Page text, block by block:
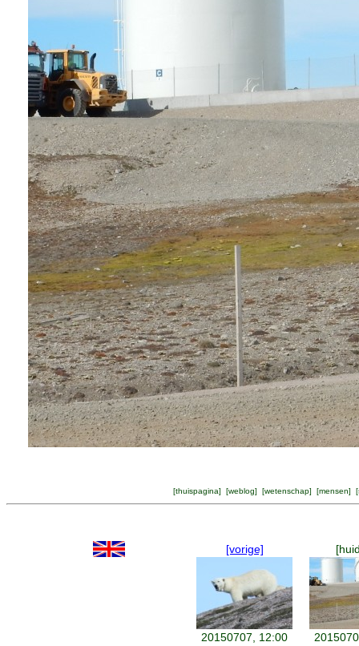
[thuispagina] [weblog] [wetenschap] [mensen] [
[vorige]
20150707, 12:00